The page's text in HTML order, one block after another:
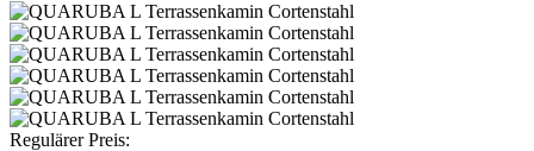
Regulärer Preis: